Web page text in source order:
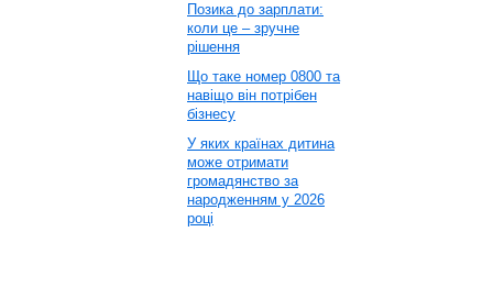
Позика до зарплати:
коли це – зручне
рішення
Що таке номер 0800 та
навіщо він потрібен
бізнесу
У яких країнах дитина
може отримати
громадянство за
народженням у 2026
році